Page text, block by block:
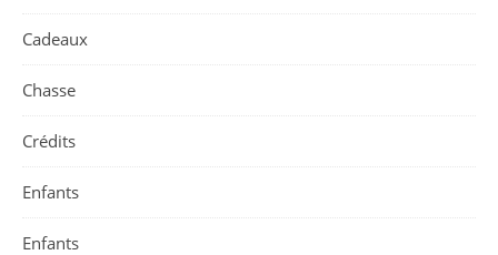
Cadeaux
Chasse
Crédits
Enfants
Enfants